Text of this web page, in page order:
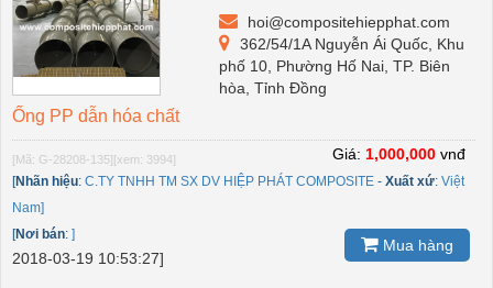
hoi@compositehiepphat.com
362/54/1A Nguyễn Ái Quốc, Khu
phố 10, Phường Hố Nai, TP. Biên
hòa, Tỉnh Đồng
Ống PP dẫn hóa chất
[Mã: G-28208-135] [xem: 3994]
[Nhãn hiệu: C.TY TNHH TM SX DV HIỆP PHÁT COMPOSITE - Xuất xứ: Việt
Nam]
[Nơi bán: ]
2018-03-19 10:53:27]
Giá: 1,000,000 vnđ
Mua hàng